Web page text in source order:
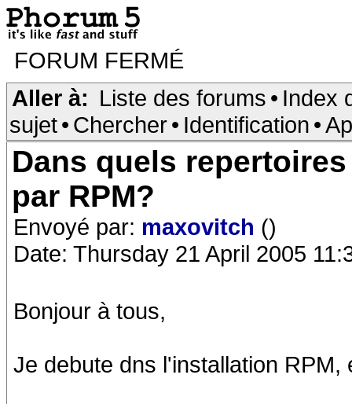
FORUM FERMÉ
Aller à: Liste des forums • Index
sujet• Chercher• Identification •
Dans quels
par RPM?
Envoyé par: maxovitch ()
Date: Thursday 21 April 2005
Bonjour à tous,
Je debute dns l'installation